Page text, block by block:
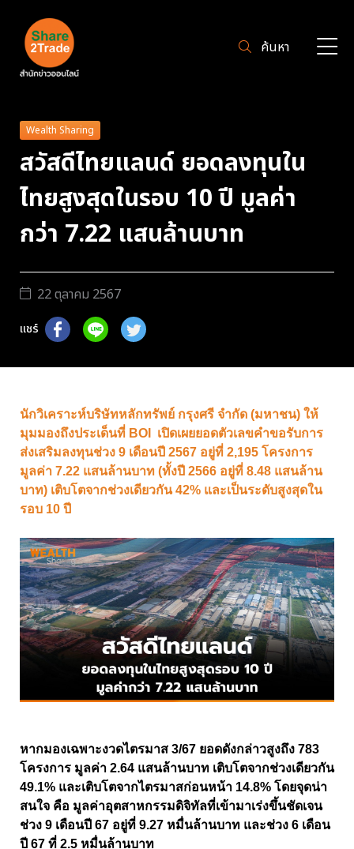
ค้นหา
Wealth Sharing
สวัสดีไทยแลนด์ ยอดลงทุนใน
ไทยสูงสุดในรอบ 10 ปี มูลค่า
กว่า 7.22 แสนล้านบาท
22 ตุลาคม 2567
แชร์
นักวิเคราะห์บริษัทหลักทรัพย์ กรุงศรี จำกัด (มหาชน) ให้
มุมมองถึงประเด็นที่ BOI เปิดเผยยอดตัวเลขคำขอรับการ
ส่งเสริมลงทุนช่วง 9 เดือนปี 2567 อยู่ที่ 2,195 โครงการ
มูลค่า 7.22 แสนล้านบาท (ทั้งปี 2566 อยู่ที่ 8.48 แสนล้าน
บาท) เติบโตจากช่วงเดียวกัน 42% และเป็นระดับสูงสุดใน
รอบ 10 ปี
หากมองเฉพาะงวดไตรมาส 3/67 ยอดดังกล่าวสูงถึง 783
โครงการ มูลค่า 2.64 แสนล้านบาท เติบโตจากช่วงเดียวกัน
49.1% และเติบโตจากไตรมาสก่อนหน้า 14.8% โดยจุดน่า
สนใจ คือ มูลค่าอุตสาหกรรมดิจิทัลที่เข้ามาเร่งขึ้นชัดเจน
ช่วง 9 เดือนปี 67 อยู่ที่ 9.27 หมื่นล้านบาท และช่วง 6 เดือน
ปี 67 ที่ 2.5 หมื่นล้านบาท